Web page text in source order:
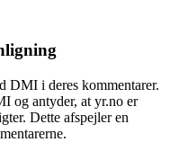
DMI i deres kommentarer.
og antyder, at yr.no er
Dette afspejler en